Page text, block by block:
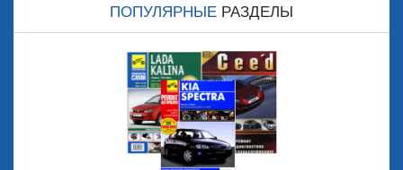
ПОПУЛЯРНЫЕ РАЗДЕЛЫ